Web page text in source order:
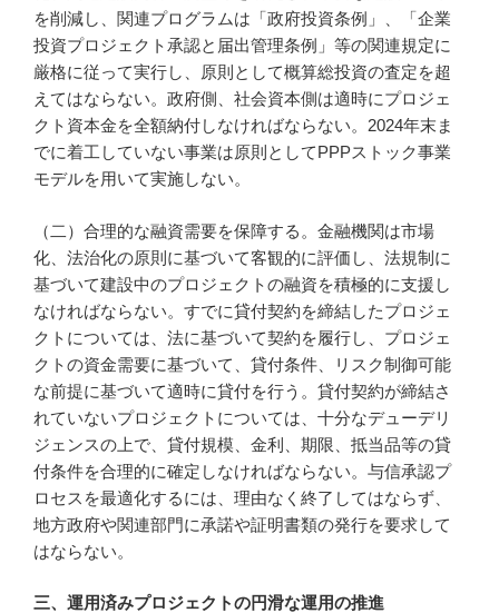
を削減し、関連プログラムは「政府投資条例」、「企業
投資プロジェクト承認と届出管理条例」等の関連規定に
厳格に従って実行し、原則として概算総投資の査定を超
えてはならない。政府側、社会資本側は適時にプロジェ
クト資本金を全額納付しなければならない。2024年末ま
でに着工していない事業は原則としてPPPストック事業
モデルを用いて実施しない。
（二）合理的な融資需要を保障する。金融機関は市場
化、法治化の原則に基づいて客観的に評価し、法規制に
基づいて建設中のプロジェクトの融資を積極的に支援し
なければならない。すでに貸付契約を締結したプロジェ
クトについては、法に基づいて契約を履行し、プロジェ
クトの資金需要に基づいて、貸付条件、リスク制御可能
な前提に基づいて適時に貸付を行う。貸付契約が締結さ
れていないプロジェクトについては、十分なデューデリ
ジェンスの上で、貸付規模、金利、期限、抵当品等の貸
付条件を合理的に確定しなければならない。与信承認プ
ロセスを最適化するには、理由なく終了してはならず、
地方政府や関連部門に承諾や証明書類の発行を要求して
はならない。
三、運用済みプロジェクトの円滑な運用の推進